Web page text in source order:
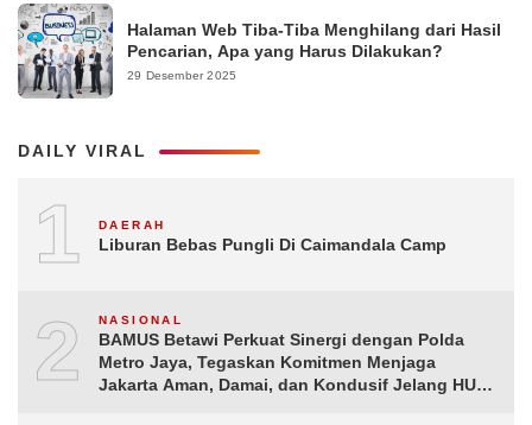
Halaman Web Tiba-Tiba Menghilang dari Hasil
Pencarian, Apa yang Harus Dilakukan?
29 Desember 2025
DAILY VIRAL
1 DAERAH
Liburan Bebas Pungli Di Caimandala Camp
2 NASIONAL
BAMUS Betawi Perkuat Sinergi dengan Polda
Metro Jaya, Tegaskan Komitmen Menjaga
Jakarta Aman, Damai, dan Kondusif Jelang HUT